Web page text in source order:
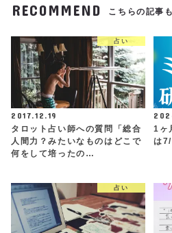
RECOMMEND こちらの記事
占い
2017.12.19
タロット占い師への質問「総合
人間力？みたいなものはどこで
何をして培ったの…
1ヶ
は
占い